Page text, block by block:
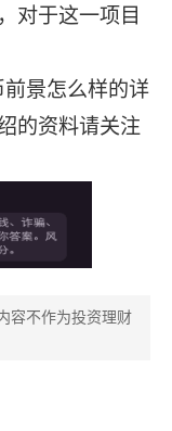
对于这一项目
景怎么样的详
的资料请关注
容不作为投资理财